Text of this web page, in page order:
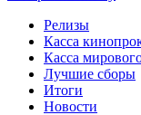
Релизы
Касса
Касса
Лучшие сборы
Итоги
Новости